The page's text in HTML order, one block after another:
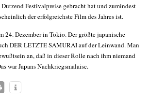
Festivalpreise gebracht hat und zumindest
der erfolgreichste Film des Jahres ist.
24. Dezember in Tokio. Der größte japanische
DER LETZTE SAMURAI auf der Leinwand. Man
an, daß in dieser Rolle nach ihm niemand
war Japans Nachkriegsmalaise.